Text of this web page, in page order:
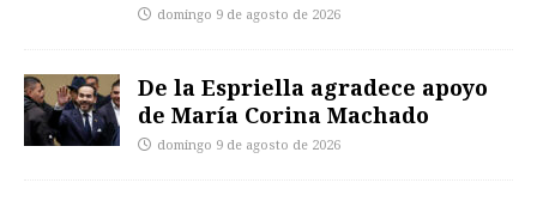
domingo 9 de agosto de 2026
De la Espriella agradece apoyo
de María Corina Machado
domingo 9 de agosto de 2026